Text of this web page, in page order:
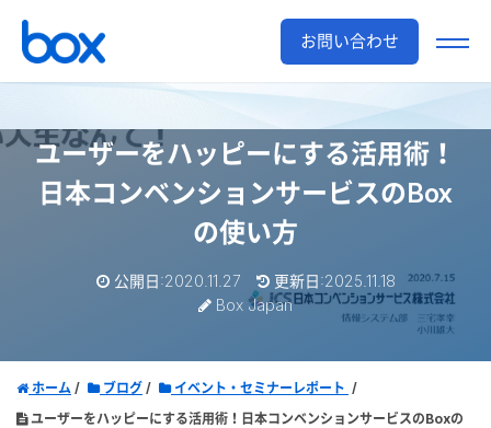
お問い合わせ
ユーザーをハッピーにする活用術！
日本コンベンションサービスのBox
の使い方
公開日:2020.11.27
更新日:2025.11.18
Box Japan
ホーム ブログ
イベント・セミナーレポート
ユーザーをハッピーにする活用術！日本コンベンションサービスのBoxの